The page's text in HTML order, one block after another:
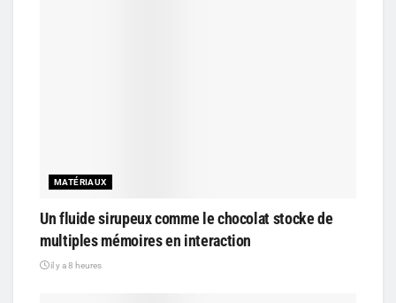
MATÉRIAUX
Un fluide sirupeux comme le chocolat stocke de
multiples mémoires en interaction
il y a 8 heures